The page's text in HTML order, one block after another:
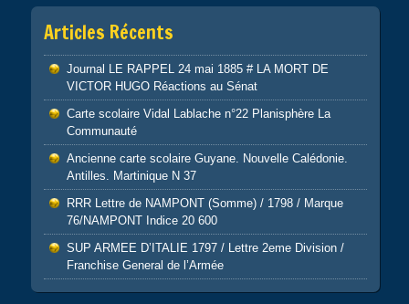
Articles Récents
Journal LE RAPPEL 24 mai 1885 # LA MORT DE
VICTOR HUGO Réactions au Sénat
Carte scolaire Vidal Lablache n°22 Planisphère La
Communauté
Ancienne carte scolaire Guyane. Nouvelle Calédonie.
Antilles. Martinique N 37
RRR Lettre de NAMPONT (Somme) / 1798 / Marque
76/NAMPONT Indice 20 600
SUP ARMEE D’ITALIE 1797 / Lettre 2eme Division /
Franchise General de l’Armée